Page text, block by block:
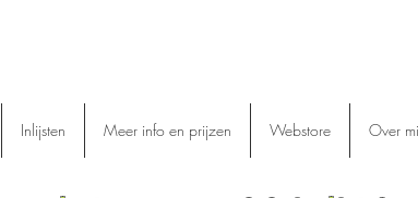
Inlijsten Meer info en prijzen Webstore Over